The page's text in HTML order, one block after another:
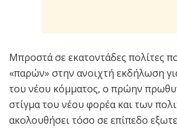
Μπροστά σε εκατοντάδες πολίτες
«παρών» στην ανοιχτή εκδήλωση
του νέου κόμματος, ο πρώην
στίγμα του νέου φορέα και των
ακολουθήσει τόσο σε επίπεδο